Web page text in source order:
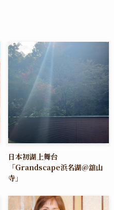
日本初湖上舞台
「Grandscape浜名湖@舘山
寺」